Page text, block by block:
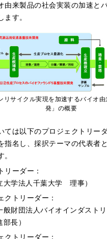
由来製品の社会実装の加速と
ます。
サイクル実現を加速するバイオ由
発」の概要
ては以下のプロジェクトリー
指名し、採択テーマの代表者
リーダー：
学法人千葉大学 理事）
クトリーダー：
財団法人バイオインダスト
長）
クトリーダー：